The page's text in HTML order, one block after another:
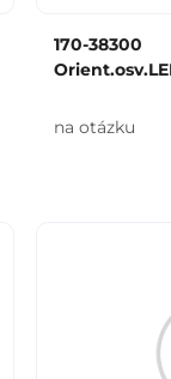
170-38300
na otázku